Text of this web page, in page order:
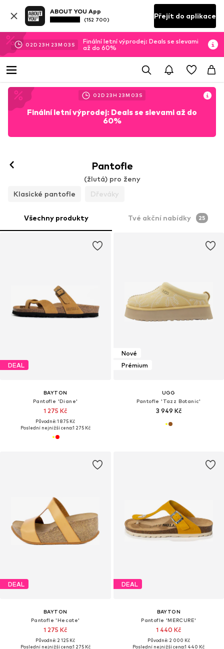
ABOUT YOU App
(152 700) Přejít do aplikace
02D 23H 23M 01 S
Finální letní výprodej: Deals se slevami
až do 60%
02D 23H 23M 01 S
Finální letní výprodej: Deals se slevami až do
60%
Pantofle
(žlutá) pro ženy
Klasické pantofle
Dřeváky
Všechny produkty Tvé akční nabídky 25
DEAL
BAYTON
Pantofle 'Diane'
1 275 Kč
Původně: 1 875 Kč
Poslední nejnižší cena:1 275 Kč
Nové
Prémium
UGG
Pantofle 'Tazz Botanic'
3 949 Kč
DEAL
BAYTON
Pantofle 'Hecate'
1 275 Kč
Původně: 2 125 Kč
Poslední nejnižší cena:1 275 Kč
DEAL
BAYTON
Pantofle 'MERCURE'
1 440 Kč
Původně: 2 000 Kč
Poslední nejnižší cena:1 440 Kč